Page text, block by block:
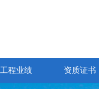
工程业绩 资质证书